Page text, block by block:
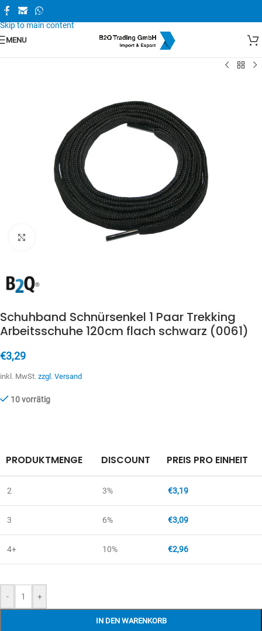
Skip to navigation
Skip to main content
MENU
Zum Vergrößern anklicken
Schuhband Schnürsenkel 1 Paar Trekking
Arbeitsschuhe 120cm flach schwarz (0061)
€3,29
inkl. MwSt. zzgl. Versand
10 vorrätig
- +
IN DEN WARENKORB
PRODUKTMENGE DISCOUNT PREIS PRO EINHEIT
2 3% €3,19
3 6% €3,09
4+ 10% €2,96